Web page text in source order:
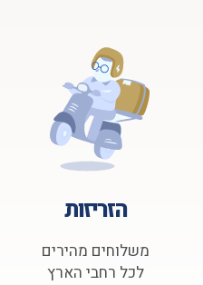
הזריזות
משלוחים מהירים
לכל רחבי הארץ